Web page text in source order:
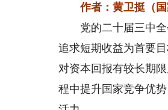
作者：黄卫挺（国
党的二十届三中全
追求短期收益为首要
对资本回报有较长期
程中提升国家竞争优